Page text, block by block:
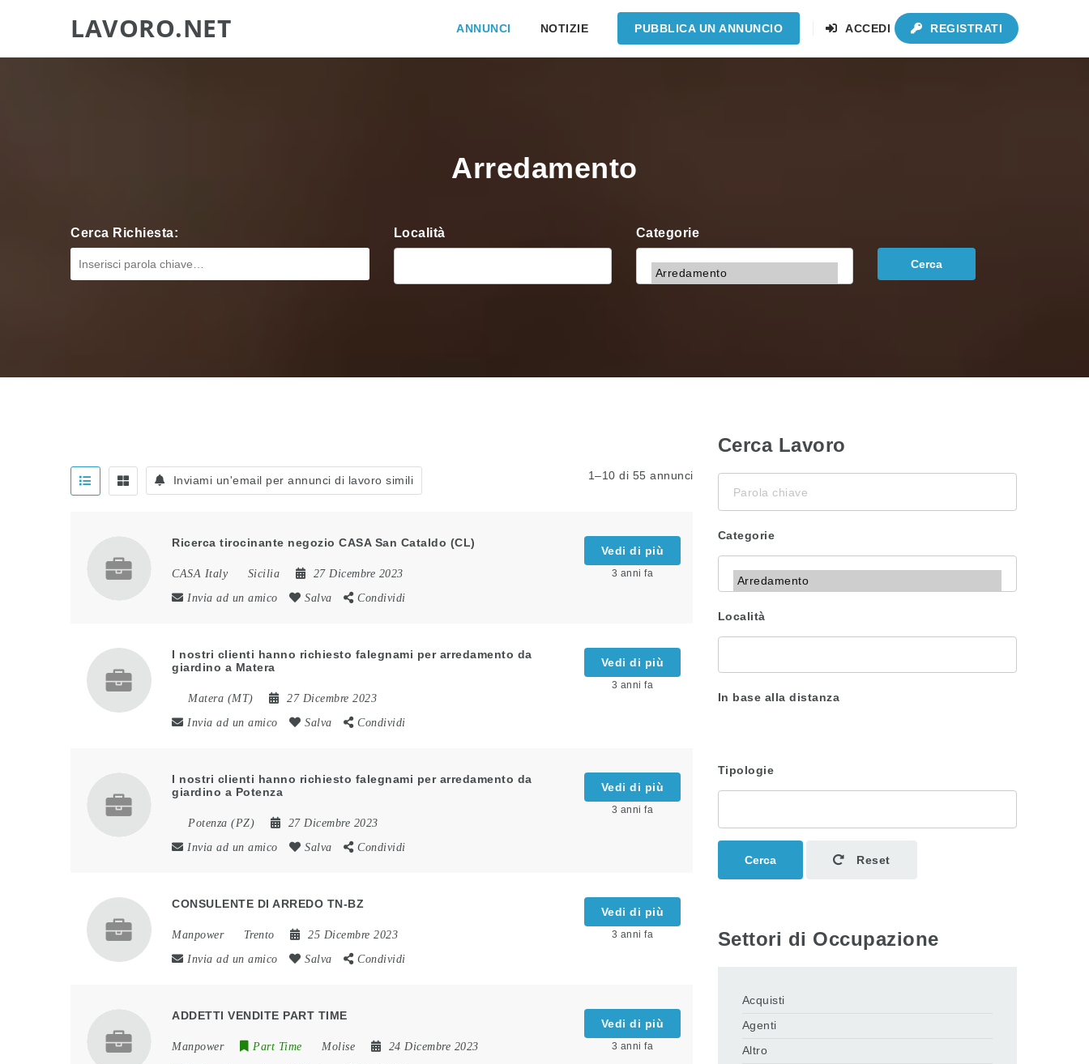
LAVORO.NET ANNUNCI NOTIZIE PUBBLICA UN ANNUNCIO ACCEDI REGISTRATI
Arredamento
Cerca Richiesta: Località Categorie
Cerca
Inviami un'email per annunci di lavoro simili 1–10 di 55 annunci
Ricerca tirocinante negozio CASA San Cataldo (CL)
CASA Italy Sicilia
27 Dicembre 2023
Invia ad un amico
Salva Condividi
Vedi di più
3 anni fa
I nostri clienti hanno richiesto falegnami per arredamento da
giardino a Matera
Matera (MT)
27 Dicembre 2023
Invia ad un amico
Salva Condividi
Vedi di più
3 anni fa
I nostri clienti hanno richiesto falegnami per arredamento da
giardino a Potenza
Potenza (PZ)
27 Dicembre 2023
Invia ad un amico
Salva Condividi
Vedi di più
3 anni fa
CONSULENTE DI ARREDO TN-BZ
Manpower Trento
25 Dicembre 2023
Invia ad un amico
Salva Condividi
Vedi di più
3 anni fa
ADDETTI VENDITE PART TIME
Manpower Part Time Molise
24 Dicembre 2023
Vedi di più
3 anni fa
Cerca Lavoro
chiave
Categorie
Località
In base alla distanza
Tipologie
Cerca Reset
Settori di Occupazione
Acquisti
Agenti
Altro